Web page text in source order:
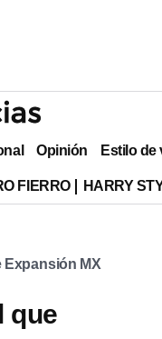
Opinión Estilo de
FIERRO HARRY
Expansión MX
que